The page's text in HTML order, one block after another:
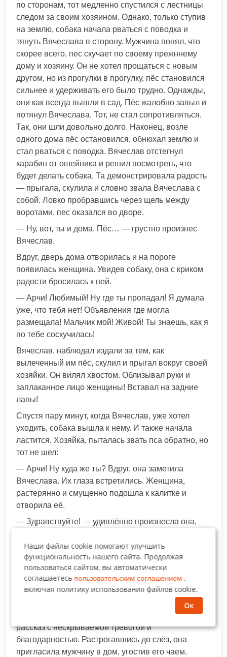
по сторонам, тот медленно спустился с лестницы
следом за своим хозяином. Однако, только ступив
на землю, собака начала рваться с поводка и
тянуть Вячеслава в сторону. Мужчина понял, что
скорее всего, пес скучает по своему прежннему
дому и хозяину. Он не хотел прощаться с новым
другом, но из прогулки в прогулку, пёс становился
сильнее и удерживать его было трудно. Однажды,
они как всегда вышли в сад. Пёс жалобно завыл и
потянул Вячеслава. Тот, не стал сопротивляться.
Так, они шли довольно долго. Наконец, возле
одного дома пёс остановился, обнюхал землю и
стал рваться с поводка. Вячеслав отстегнул
карабин от ошейника и решил посмотреть, что
будет делать собака. Та демонстрировала радость
— прыгала, скулила и словно звала Вячеслава с
собой. Ловко пробравшись через щель между
воротами, пес оказался во дворе.
— Ну, вот, ты и дома. Пёс… — грустно произнес
Вячеслав.
Вдруг, дверь дома отворилась и на пороге
появилась женщина. Увидев собаку, она с криком
радости бросилась к ней.
— Арчи! Любимый! Ну где ты пропадал! Я думала
уже, что тебя нет! Объявления где могла
размещала! Мальчик мой! Живой! Ты знаешь, как я
по тебе соскучилась!
Вячеслав, наблюдал издали за тем, как
вылеченный им пёс, скулил и прыгал вокруг своей
хозяйки. Он вилял хвостом. Облизывал руки и
заплаканное лицо женщины! Вставал на задние
лапы!
Спустя пару минут, когда Вячеслав, уже хотел
уходить, собака вышла к нему. И также начала
ластится. Хозяйка, пыталась звать пса обратно, но
тот не шел:
— Арчи! Ну куда же ты? Вдруг, она заметила
Вячеслава. Их глаза встретились. Женщина,
растерянно и смущенно подошла к калитке и
отворила её.
— Здравствуйте! — удивлённо произнесла она,
человеку.
— Добрый день! Значит, его зовут Арчи? Вы
Вячеслав, гладя собаку.
Он рассказал хозяйке пса о тех приключениях,
которые пришлось им пережить. Та, слушала
рассказ с нескрываемой тревогой и
благодарностью. Растрогавшись до слёз, она
пригласила мужчину в дом, угостив его чаем.
Наши файлы cookie помогают улучшить
функциональность нашего сайта. Продолжая
пользоваться сайтом, вы автоматически
соглашаетесь пользовательским соглашением ,
включая политику использования файлов cookie.
Ок